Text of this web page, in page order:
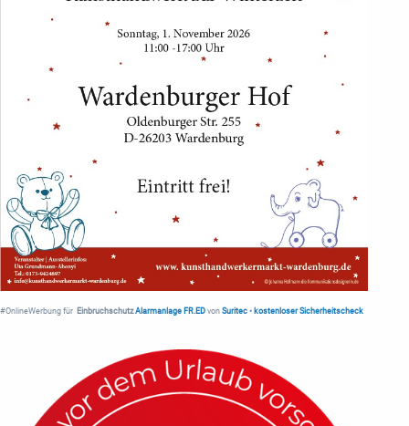
#OnlineWerbung für Einbruchschutz Alarmanlage FR.ED von Suritec • kostenloser Sicherheitscheck